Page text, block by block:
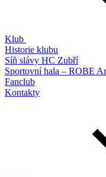
Klub
Historie klubu
Síň slávy HC Zubří
Sportovní hala – ROBE
Fanclub
Kontakty